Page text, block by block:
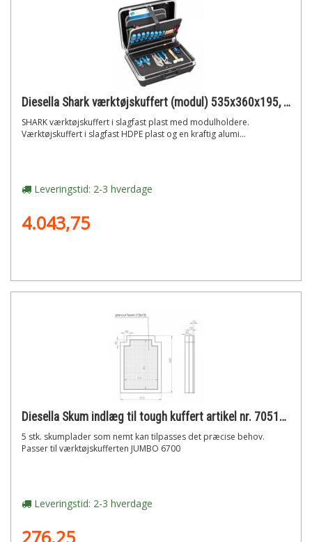
Diesella Shark værktøjskuffert (modul) 535x360x195, volume: 35l
SHARK værktøjskuffert i slagfast plast med modulholdere.
Værktøjskuffert i slagfast HDPE plast og en kraftig alumi...
Leveringstid: 2-3 hverdage
4.043,75
Diesella Skum indlæg til tough kuffert artikel nr. 70518405
5 stk. skumplader som nemt kan tilpasses det præcise behov.
Passer til værktøjskufferten JUMBO 6700
Leveringstid: 2-3 hverdage
276,25